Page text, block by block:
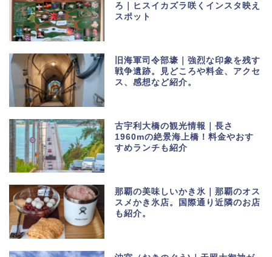
ろ｜ヒスイカズラ咲くインスタ映え
スポット
旧海軍司令部壕｜強烈な印象を残す
戦争遺跡。見どころや料金、アクセ
ス、感想など紹介。
古宇利大橋の観光情報｜長さ
1960mの絶景海上橋！料金やおす
すめランチも紹介
那覇の美味しいかき氷｜那覇のオス
スメかき氷店。国際通り近隣のお店
も紹介。